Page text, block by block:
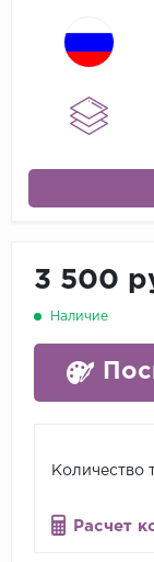
3 500
Наличие
Количество
Расчет